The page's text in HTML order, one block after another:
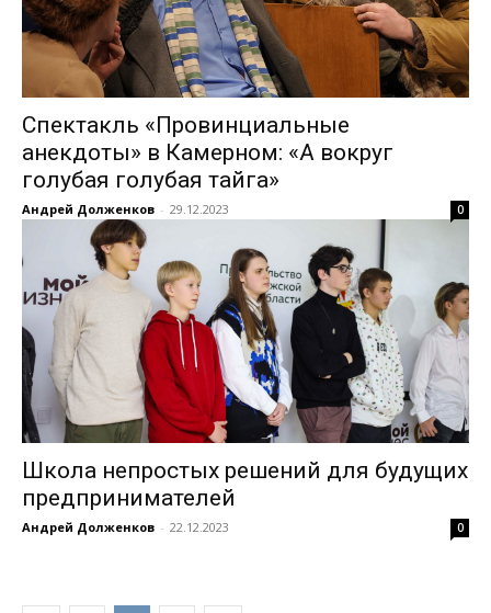
Спектакль «Провинциальные
анекдоты» в Камерном: «А вокруг
голубая голубая тайга»
Андрей Долженков - 29.12.2023 0
Школа непростых решений для будущих
предпринимателей
Андрей Долженков - 22.12.2023 0